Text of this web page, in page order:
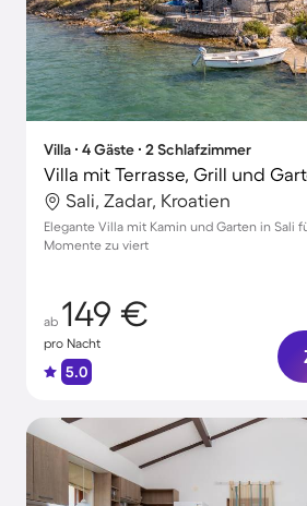
Villa ∙ 4 Gäste ∙ 2 Schlafzimmer
Villa mit Terrasse, Grill und
Sali, Zadar, Kroatien
Elegante Villa mit Kamin und Garten in Sali
Momente zu viert
ab 149 €
pro Nacht
5.0